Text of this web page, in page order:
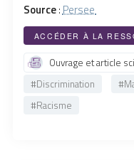
Source:Persee
ACCÉDER À LA
Ouvrage et article
#Discrimination
#Racisme